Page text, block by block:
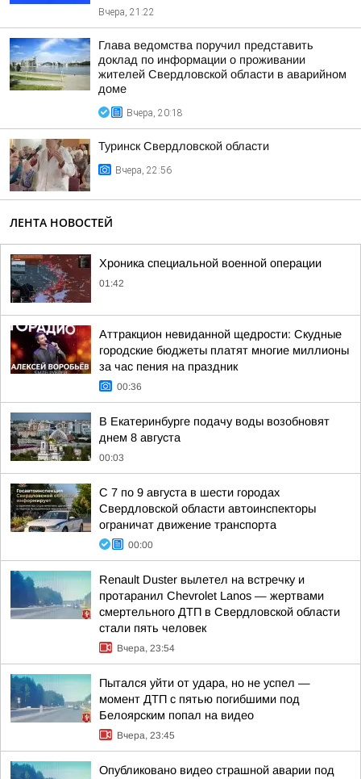
Вчера, 21:22
Глава ведомства поручил представить
доклад по информации о проживании
жителей Свердловской области в аварийном
доме
Вчера, 20:18
Туринск Свердловской области
Вчера, 22:56
ЛЕНТА НОВОСТЕЙ
Хроника специальной военной операции
01:42
Аттракцион невиданной щедрости: Скудные
городские бюджеты платят многие миллионы
за час пения на праздник
00:36
В Екатеринбурге подачу воды возобновят
днем 8 августа
00:03
С 7 по 9 августа в шести городах
Свердловской области автоинспекторы
ограничат движение транспорта
00:00
Renault Duster вылетел на встречку и
протаранил Chevrolet Lanos — жертвами
смертельного ДТП в Свердловской области
стали пять человек
Вчера, 23:54
Пытался уйти от удара, но не успел —
момент ДТП с пятью погибшими под
Белоярским попал на видео
Вчера, 23:45
Опубликовано видео страшной аварии под